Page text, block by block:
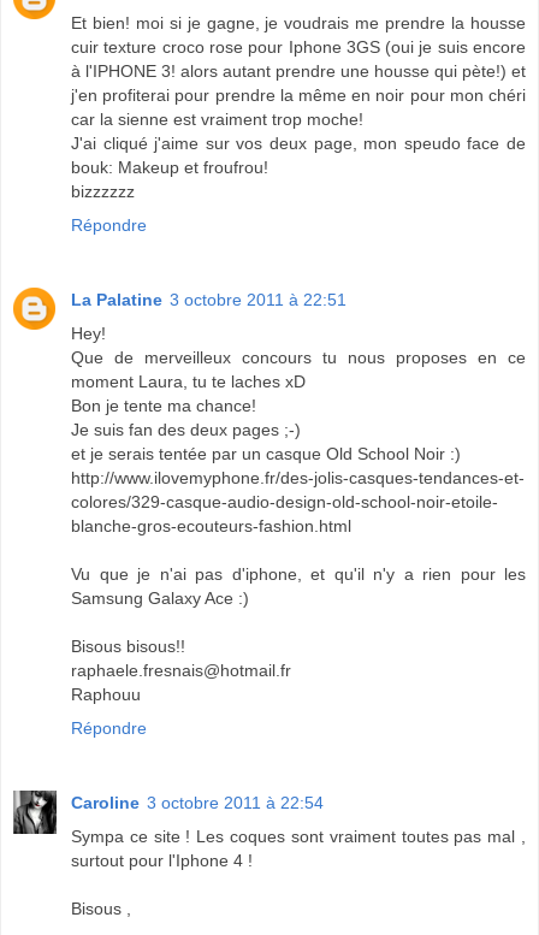
Et bien! moi si je gagne, je voudrais me prendre la housse
cuir texture croco rose pour Iphone 3GS (oui je suis encore
à l'IPHONE 3! alors autant prendre une housse qui pète!) et
j'en profiterai pour prendre la même en noir pour mon chéri
car la sienne est vraiment trop moche!
J'ai cliqué j'aime sur vos deux page, mon speudo face de
bouk: Makeup et froufrou!
bizzzzzz
Répondre
La Palatine 3 octobre 2011 à 22:51
Hey!
Que de merveilleux concours tu nous proposes en ce
moment Laura, tu te laches xD
Bon je tente ma chance!
Je suis fan des deux pages ;-)
et je serais tentée par un casque Old School Noir :)
http://www.ilovemyphone.fr/des-jolis-casques-tendances-et-
colores/329-casque-audio-design-old-school-noir-etoile-
blanche-gros-ecouteurs-fashion.html
Vu que je n'ai pas d'iphone, et qu'il n'y a rien pour les
Samsung Galaxy Ace :)
Bisous bisous!!
raphaele.fresnais@hotmail.fr
Raphouu
Répondre
Caroline 3 octobre 2011 à 22:54
Sympa ce site ! Les coques sont vraiment toutes pas mal ,
surtout pour l'Iphone 4 !
Bisous ,